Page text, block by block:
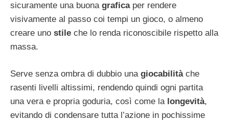
sicuramente una buona grafica per rendere
visivamente al passo coi tempi un gioco, o almeno
creare uno stile che lo renda riconoscibile rispetto alla
massa.
Serve senza ombra di dubbio una giocabilità che
rasenti livelli altissimi, rendendo quindi ogni partita
una vera e propria goduria, così come la longevità,
evitando di condensare tutta l’azione in pochissime